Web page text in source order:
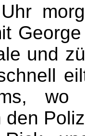
und
den